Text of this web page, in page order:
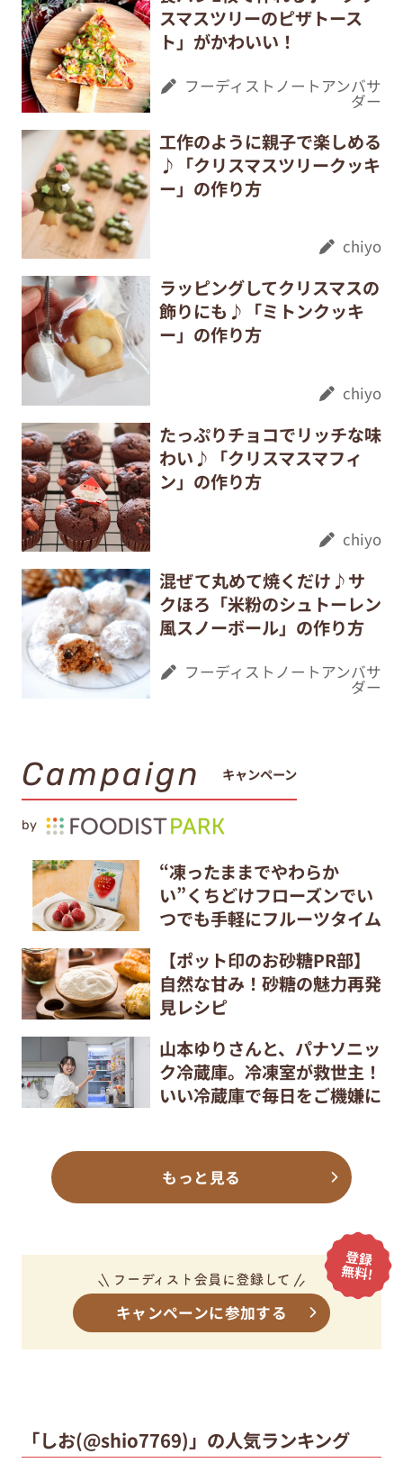
スマスツリーのピザトース
ト」がかわいい！
フーディストノートアンバサ
ダー
工作のように親子で楽しめる
♪「クリスマスツリークッキ
ー」の作り方
chiyo
ラッピングしてクリスマスの
飾りにも♪「ミトンクッキ
ー」の作り方
chiyo
たっぷりチョコでリッチな味
わい♪「クリスマスマフィ
ン」の作り方
chiyo
混ぜて丸めて焼くだけ♪サ
クほろ「米粉のシュトーレン
風スノーボール」の作り方
フーディストノートアンバサ
ダー
Campaign キャンペーン
by
“凍ったままでやわらか
い”くちどけフローズンでい
つでも手軽にフルーツタイム
【ポット印のお砂糖PR部】
自然な甘み！砂糖の魅力再発
見レシピ
山本ゆりさんと、パナソニッ
ク冷蔵庫。冷凍室が救世主！
いい冷蔵庫で毎日をご機嫌に
もっと見る
キャンペーンに参加する
「しお(@shio7769)」の人気ランキング